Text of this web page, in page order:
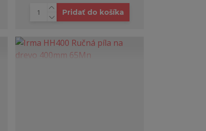
Pridať do košíka